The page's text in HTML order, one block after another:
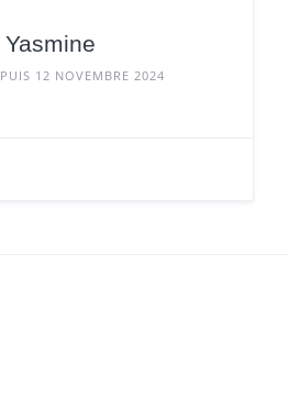
Yasmine
12 NOVEMBRE 2024